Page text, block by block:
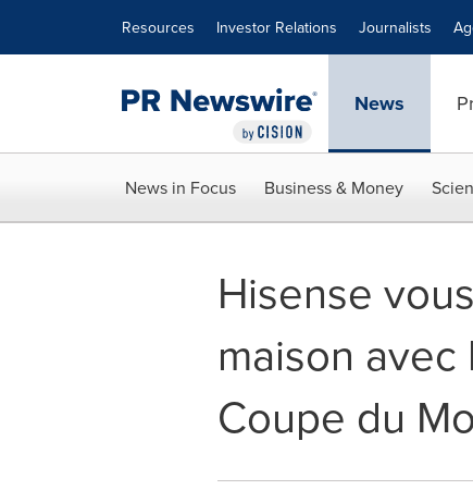
Resources Investor Relations Journalists
News
News in Focus Business & Money
Hisense
maison avec
Coupe du